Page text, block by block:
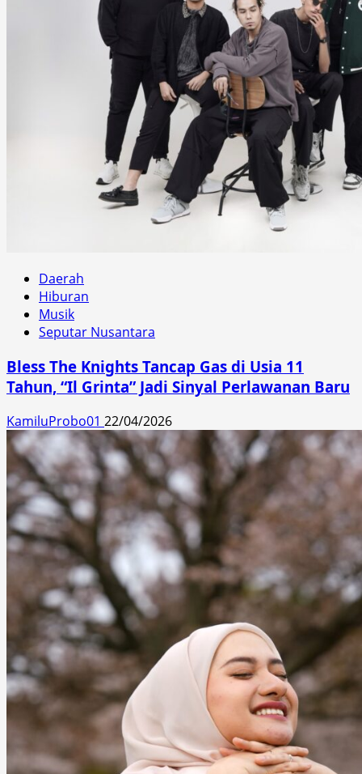
Daerah
Hiburan
Musik
Seputar Nusantara
Bless The Knights Tancap Gas di Usia 11
Tahun, “Il Grinta” Jadi Sinyal Perlawanan Baru
KamiluProbo01 22/04/2026